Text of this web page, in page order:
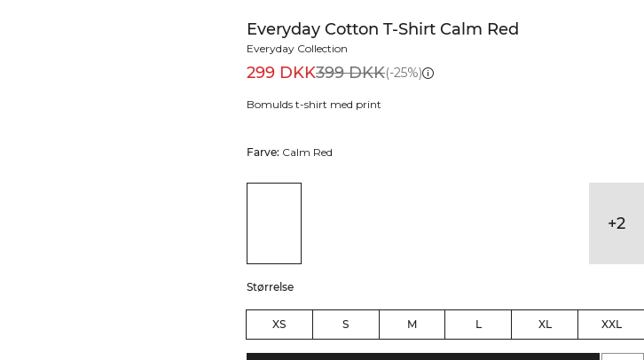
Everyday Cotton T-Shirt Calm Red
Everyday Collection
299 DKK399 DKK(-25%)
Bomulds t-shirt med print
Farve: Calm Red
+2
Størrelse
XS S M L XL XXL